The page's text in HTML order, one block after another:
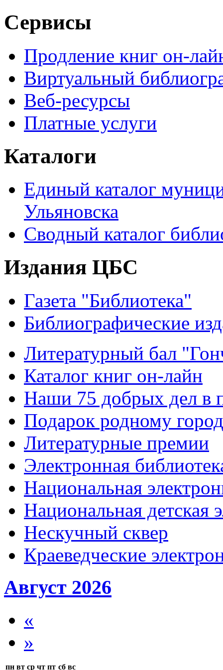
Сервисы
Продление книг он-
Виртуальный
Веб-ресурсы
Платные услуги
Каталоги
Единый каталог
Ульяновска
Сводный каталог
Издания ЦБС
Газета "Библиотека"
Библиографические
Литературный бал
Каталог книг он-лайн
Наши 75 добрых дел в
Подарок родному
Литературные премии
Электронная
Национальная
Национальная детская
Нескучный сквер
Краеведческие
Август 2026
«
»
пн вт ср чт пт сб вс